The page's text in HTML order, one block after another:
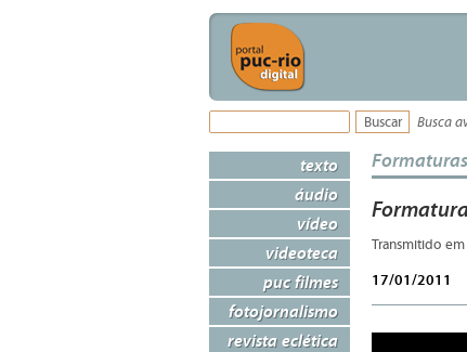
Busca
texto
áudio
vídeo
videoteca
puc filmes
fotojornalismo
revista eclética
Formaturas
Transmitido
17/01/2011